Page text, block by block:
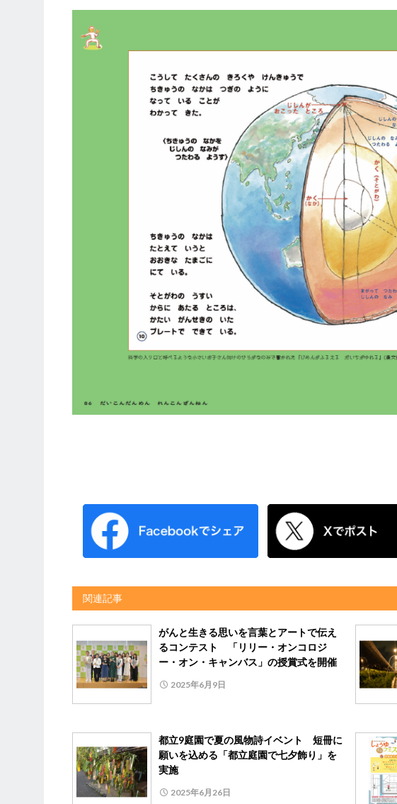
関連記事
がんと生きる思いを言葉とアートで伝え
るコンテスト 「リリー・オンコロジ
ー・オン・キャンバス」の授賞式を開催
2025年6月9日
都立9庭園で夏の風物詩イベント 短冊に
願いを込める「都立庭園で七夕飾り」を
実施
2025年6月26日